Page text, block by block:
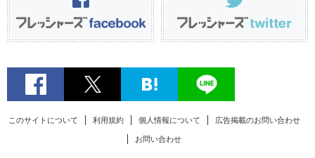
このサイトについて 利用規約 個人情報について 広告掲載のお問い合わせ
お問い合わせ